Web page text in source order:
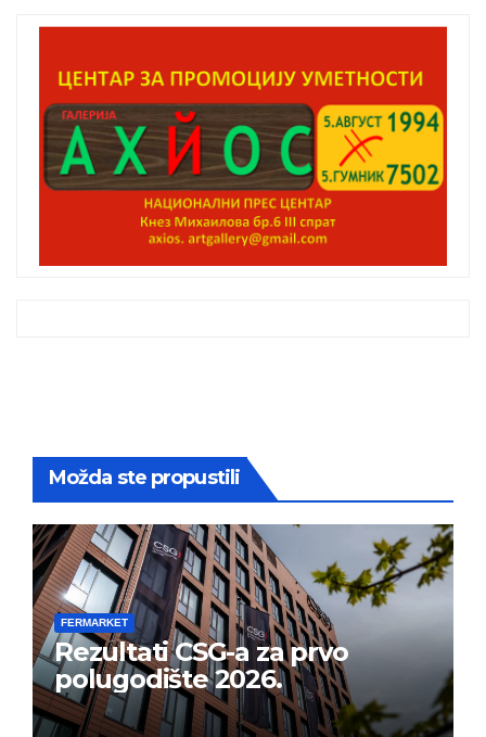
Možda ste propustili
FERMARKET
Rezultati CSG-a za prvo
polugodište 2026.